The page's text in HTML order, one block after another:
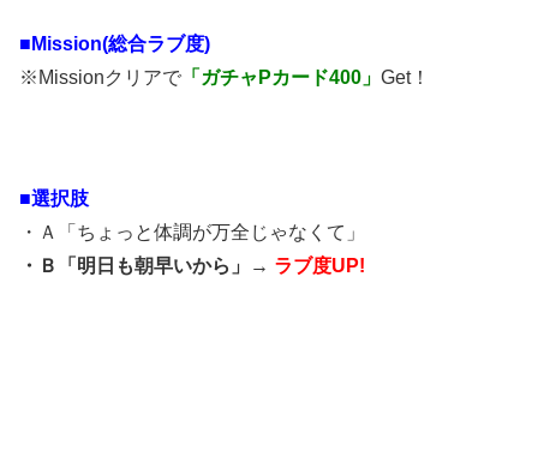
■Mission(総合ラブ度)
※Missionクリアで 「ガチャPカード400」 Get！
■選択肢
・Ａ「ちょっと体調が万全じゃなくて」
・Ｂ「明日も朝早いから」→ ラブ度UP!